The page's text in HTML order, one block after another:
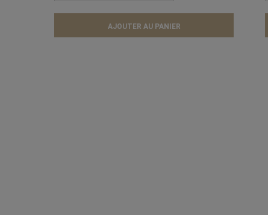
AJOUTER AU PANIER